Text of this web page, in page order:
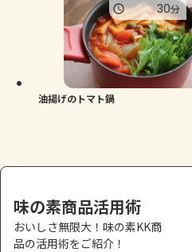
油揚げのトマト鍋
30分
味の素商品活用術
おいしさ無限大！味の素KK商
品の活用術をご紹介！